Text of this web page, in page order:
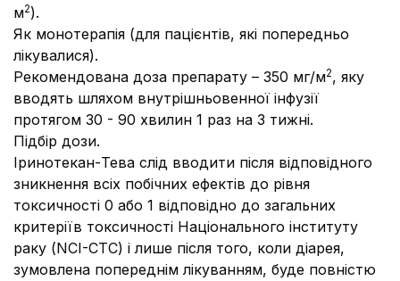
м2).
Як монотерапія (для пацієнтів, які попередньо
лікувалися).
Рекомендована доза препарату – 350 мг/м2, яку
вводять шляхом внутрішньовенної інфузії
протягом 30 - 90 хвилин 1 раз на 3 тижні.
Підбір дози.
Іринотекан-Тева слід вводити після відповідного
зникнення всіх побічних ефектів до рівня
токсичності 0 або 1 відповідно до загальних
критеріїв токсичності Національного інституту
раку (NCI-CTC) і лише після того, коли діарея,
зумовлена попереднім лікуванням, буде повністю